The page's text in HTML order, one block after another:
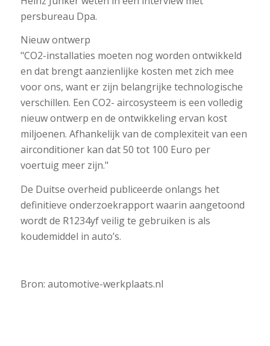
persbureau Dpa.
Nieuw ontwerp
"CO2-installaties moeten nog worden ontwikkeld
en dat brengt aanzienlijke kosten met zich mee
voor ons, want er zijn belangrijke technologische
verschillen. Een CO2- aircosysteem is een volledig
nieuw ontwerp en de ontwikkeling ervan kost
miljoenen. Afhankelijk van de complexiteit van een
airconditioner kan dat 50 tot 100 Euro per
voertuig meer zijn."
De Duitse overheid publiceerde onlangs het
definitieve onderzoekrapport waarin aangetoond
wordt de R1234yf veilig te gebruiken is als
koudemiddel in auto’s.
Bron: automotive-werkplaats.nl